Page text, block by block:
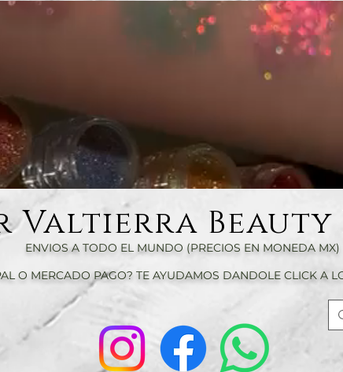
Valtierra Beauty
ENVIOS A TODO EL MUNDO (PRECIOS EN MONEDA MX)
O MERCADO PAGO? TE AYUDAMOS DANDOLE CLICK A